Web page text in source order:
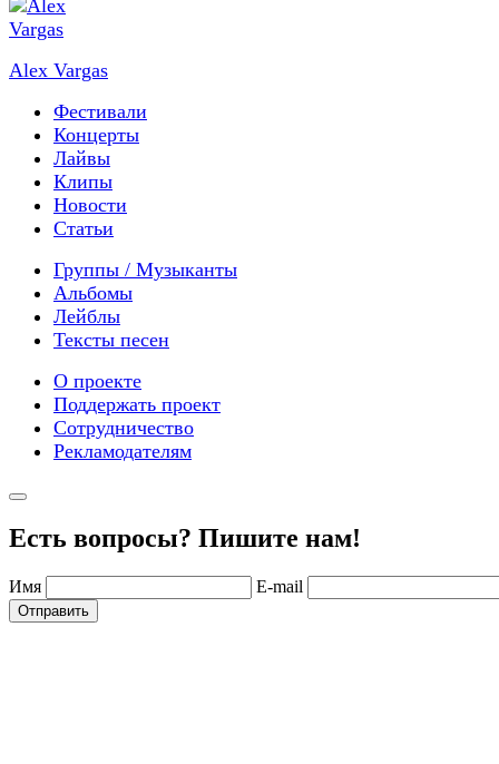
Alex Vargas
Фестивали
Концерты
Лайвы
Клипы
Новости
Статьи
Группы / Музыканты
Альбомы
Лейблы
Тексты песен
О проекте
Поддержать проект
Сотрудничество
Рекламодателям
Есть вопросы? Пишите нам!
Имя E-mail